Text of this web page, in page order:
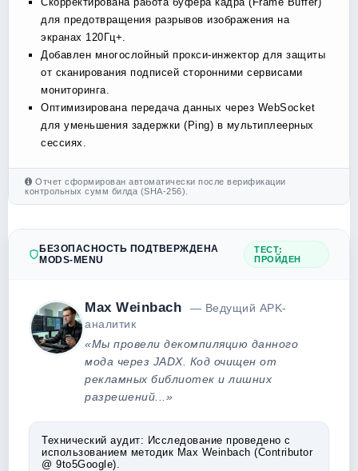
для предотвращения разрывов изображения на
экранах 120Гц+.
Добавлен многослойный прокси-инжектор для защиты
от сканирования подписей сторонними сервисами
мониторинга.
Оптимизирована передача данных через WebSocket
для уменьшения задержки (Ping) в мультиплеерных
сессиях.
Отчет сформирован автоматически после верификации
контрольных сумм билда (SHA-256).
БЕЗОПАСНОСТЬ ПОДТВЕРЖДЕНА
MODS-MENU
ТЕСТ:
ПРОЙДЕН
Max Weinbach
— Ведущий APK-
аналитик
«Мы провели декомпиляцию данного
мода через JADX. Код очищен от
рекламных библиотек и лишних
разрешений...»
Технический аудит: Исследование проведено с
использованием методик Max Weinbach (Contributor
@ 9to5Google).